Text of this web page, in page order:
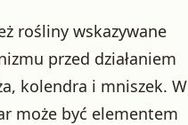
rośliny wskazywane
przed działaniem
kolendra i mniszek. W
może być elementem